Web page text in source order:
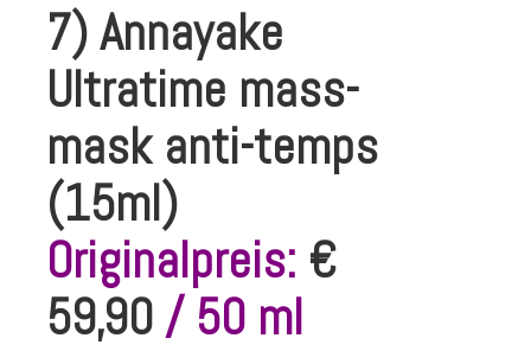
7) Annayake
Ultratime mass-
mask anti-temps
(15ml)
Originalpreis: €
59,90 / 50 ml